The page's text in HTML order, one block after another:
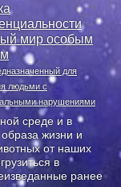
мир особым
для
людьми с
нарушениями
среде и в
жизни и
от наших
в
ранее